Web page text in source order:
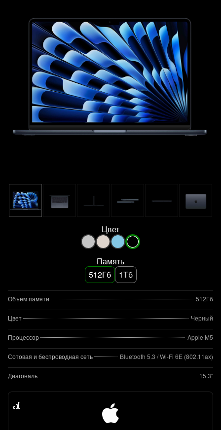
Цвет
Память
512Гб
1Тб
Объем памяти 512Гб
Цвет Черный
Процессор Apple M5
Сотовая и беспроводная сеть Bluetooth 5.3 / Wi-Fi 6E (802.11ax)
Диагональ 15.3"